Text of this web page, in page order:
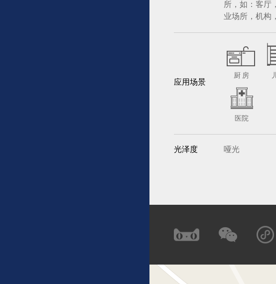
所，如：客厅
业场所，机构
应用场景
厨 房
医院
光泽度 哑光